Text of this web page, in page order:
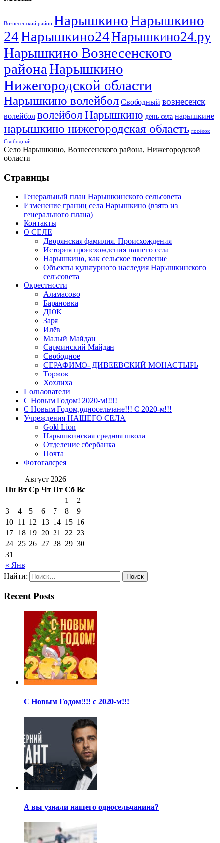
Вознесенский район НарышкиноНарышкино
24Нарышкино24Нарышкино24.ру
Нарышкино Вознесенского
районаНарышкино
Нижегородской области
Нарышкино волейбол Свободный вознесенск
волейбол волейбол Нарышкино день села нарышкине
нарышкино нижегородская область посёлок
Свободный
Село Нарышкино, Вознесенского района, Нижегородской
области
Страницы
Генеральный план Нарышкинского сельсовета
Изменение границ села Нарышкино (взято из
генерального плана)
Контакты
О СЕЛЕ
Дворянская фамилия. Происхождения
История происхождения нашего села
Нарышкино, как сельское поселение
Объекты культурного наследия Нарышкинского
сельсовета
Окрестности
Аламасово
Барановка
ДЮК
Заря
Илёв
Малый Майдан
Сарминский Майдан
Свободное
СЕРАФИМО- ДИВЕЕВСКИЙ МОНАСТЫРЬ
Торжок
Хохлиха
Пользователи
С Новым Годом! 2020-м!!!!!
С Новым Годом,односельчане!!! С 2020-м!!!
Учреждения НАШЕГО СЕЛА
Gold Lion
Нарышкинская средняя школа
Отделение сбербанка
Почта
Фотогалерея
Август 2026
Пн Вт Ср Чт Пт Сб Вс
« Янв
1
2
3
4 5 6 7 8
9
10 11 12 13 14 15 16
17 18 19 20 21 22 23
24 25 26 27 28 29 30
31
Найти:
Recent Posts
С Новым Годом!!!! с 2020-м!!!
А вы узнали нашего односельчанина?